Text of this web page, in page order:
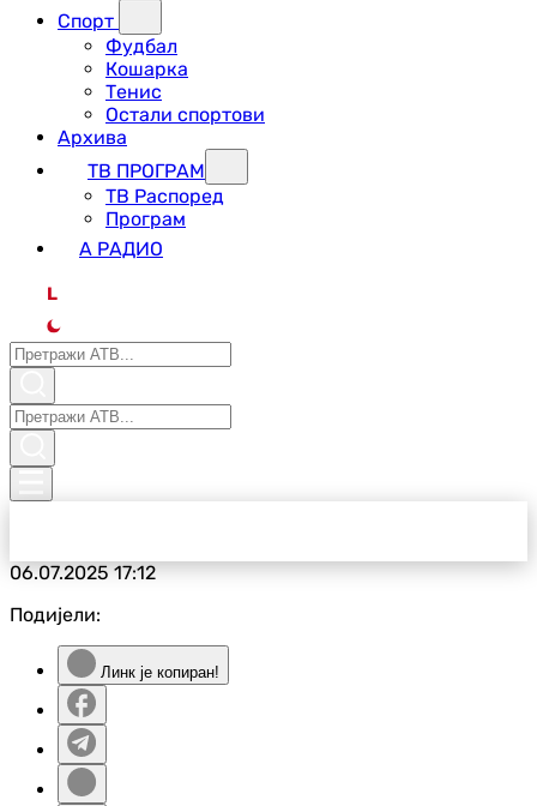
Спорт
Фудбал
Кошарка
Тенис
Остали спортови
Архива
ТВ ПРОГРАМ
ТВ Распоред
Програм
А РАДИО
L
06.07.202517:12
Подијели:
Линк је копиран!